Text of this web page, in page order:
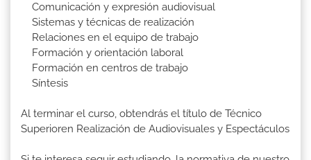
Comunicación y expresión audiovisual
Sistemas y técnicas de realización
Relaciones en el equipo de trabajo
Formación y orientación laboral
Formación en centros de trabajo
Síntesis
Al terminar el curso, obtendrás el título de Técnico
Superioren Realización de Audiovisuales y Espectáculos